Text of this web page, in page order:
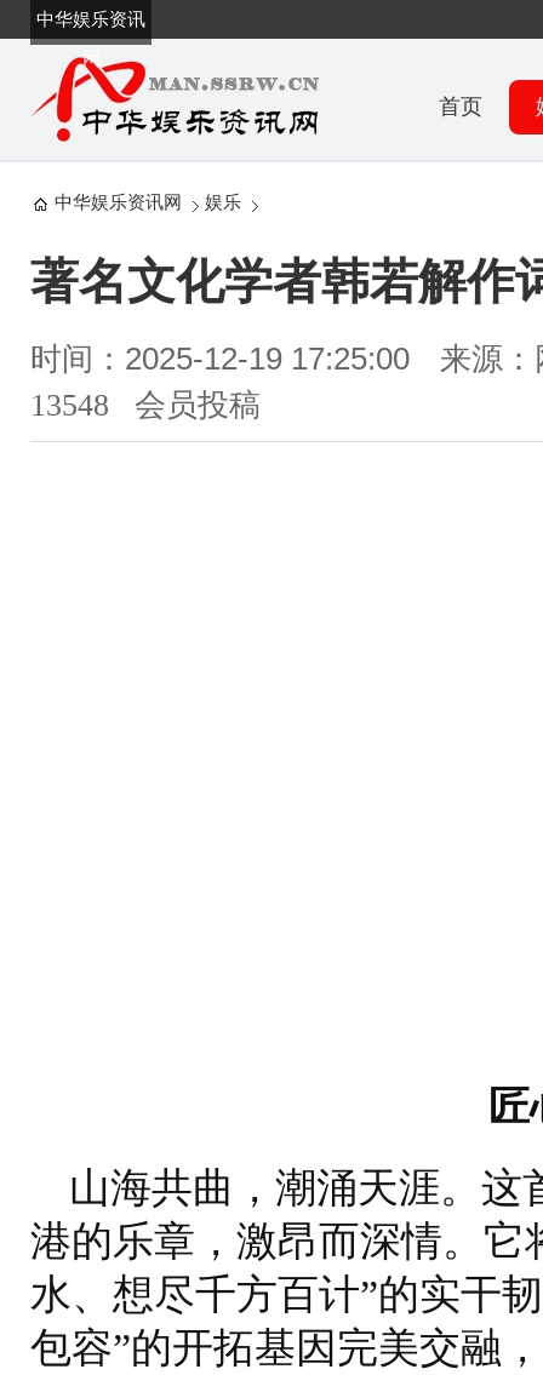
中华娱乐资讯
网
首页
中华娱乐资讯网 娱乐
著名文化学者韩若解作
时间：2025-12-19 17:25:00
来源：
13548 会员投稿
山海共曲，潮涌天涯。
港的乐章，激昂而深情。它
水、想尽千方百计”的实干
包容”的开拓基因完美交融